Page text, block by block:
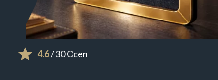
4.6/ 30 Ocen